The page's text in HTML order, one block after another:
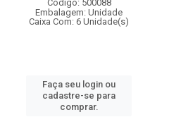
Código: 500088
Embalagem: Unidade
Caixa Com: 6 Unidade(s)
Faça seu login ou
cadastre-se para
comprar.